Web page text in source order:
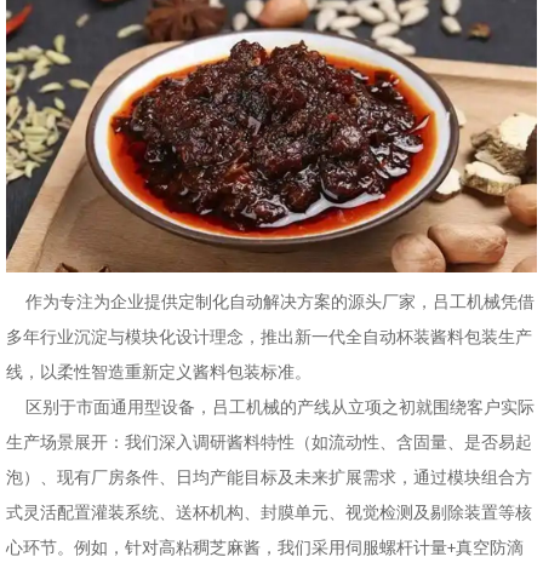
作为专注为企业提供定制化自动解决方案的源头厂家，吕工机械凭借
多年行业沉淀与模块化设计理念，推出新一代全自动杯装酱料包装生产
线，以柔性智造重新定义酱料包装标准。
区别于市面通用型设备，吕工机械的产线从立项之初就围绕客户实际
生产场景展开：我们深入调研酱料特性（如流动性、含固量、是否易起
泡）、现有厂房条件、日均产能目标及未来扩展需求，通过模块组合方
式灵活配置灌装系统、送杯机构、封膜单元、视觉检测及剔除装置等核
心环节。例如，针对高粘稠芝麻酱，我们采用伺服螺杆计量+真空防滴